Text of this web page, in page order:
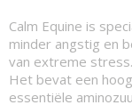
Calm Equine is
minder angstig en
van extreme stress.
Het bevat een
essentiële